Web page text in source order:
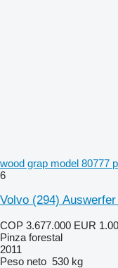
wood grap model 80777
6
Volvo (294)
COP 3.677.000 EUR
Pinza forestal
2011
Peso neto 530 kg